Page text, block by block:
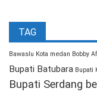
TAG
Bawaslu Kota medan Bobby
Bupati Batubara Bupati
Bupati Serdang